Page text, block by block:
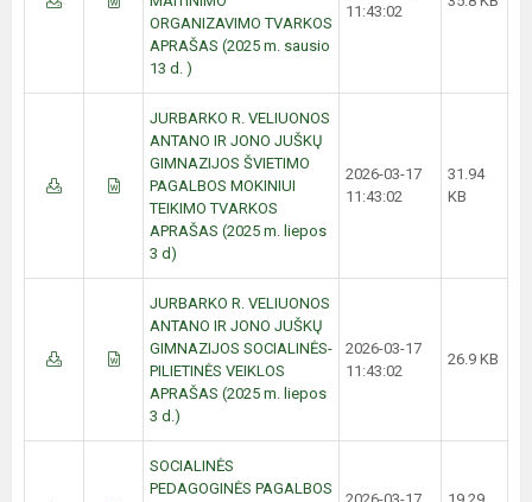
ORGANIZAVIMO TVARKOS
APRAŠAS (2025 m. sausio
13 d. )
11:43:02
JURBARKO R. VELIUONOS
ANTANO IR JONO JUŠKŲ
GIMNAZIJOS ŠVIETIMO
PAGALBOS MOKINIUI
TEIKIMO TVARKOS
APRAŠAS (2025 m. liepos
3 d)
2026-03-17
11:43:02
31.94
KB
JURBARKO R. VELIUONOS
ANTANO IR JONO JUŠKŲ
GIMNAZIJOS SOCIALINĖS-
PILIETINĖS VEIKLOS
APRAŠAS (2025 m. liepos
3 d.)
2026-03-17
11:43:02
26.9 KB
SOCIALINĖS
PEDAGOGINĖS PAGALBOS